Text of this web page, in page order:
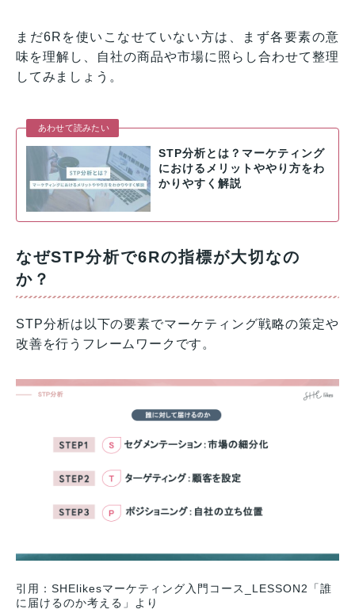
まだ6Rを使いこなせていない方は、まず各要素の意
味を理解し、自社の商品や市場に照らし合わせて整理
してみましょう。
あわせて読みたい
STP分析とは？マーケティング
におけるメリットややり方をわ
かりやすく解説
なぜSTP分析で6Rの指標が大切なの
か？
STP分析は以下の要素でマーケティング戦略の策定や
改善を行うフレームワークです。
引用：SHElikesマーケティング入門コース_LESSON2「誰
に届けるのか考える」より